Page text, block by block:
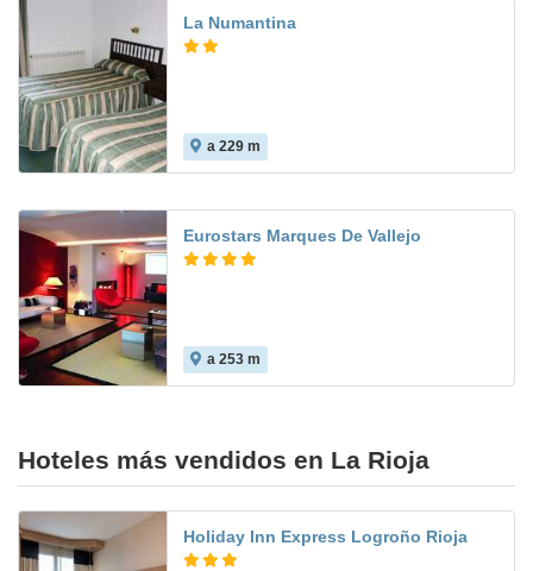
La Numantina
a 229 m
Eurostars Marques De Vallejo
a 253 m
Hoteles más vendidos en La Rioja
Holiday Inn Express Logroño Rioja